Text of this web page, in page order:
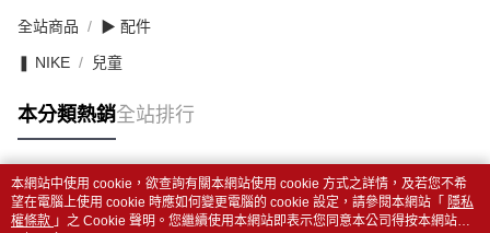
全站商品 ▶ 配件
❚ NIKE 兒童
本分類熱銷全站排行
熱門標籤
本網站中使用 cookie，欲查詢有關本網站使用 cookie 方式之詳情，及若您不希
望在電腦上使用 cookie 時應如何變更電腦的 cookie 設定，請參閱本網站「 隱私
權條款 」之 Cookie 聲明。您繼續使用本網站即表示您同意本公司得按本網站使